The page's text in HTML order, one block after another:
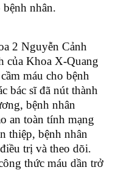
nhân.
2 Nguyễn Cảnh
của Khoa X-Quang
máu cho bệnh
bác sĩ đã nút thành
bệnh nhân
an toàn tính mạng
thiệp, bệnh nhân
trị và theo dõi.
thức máu dần trở